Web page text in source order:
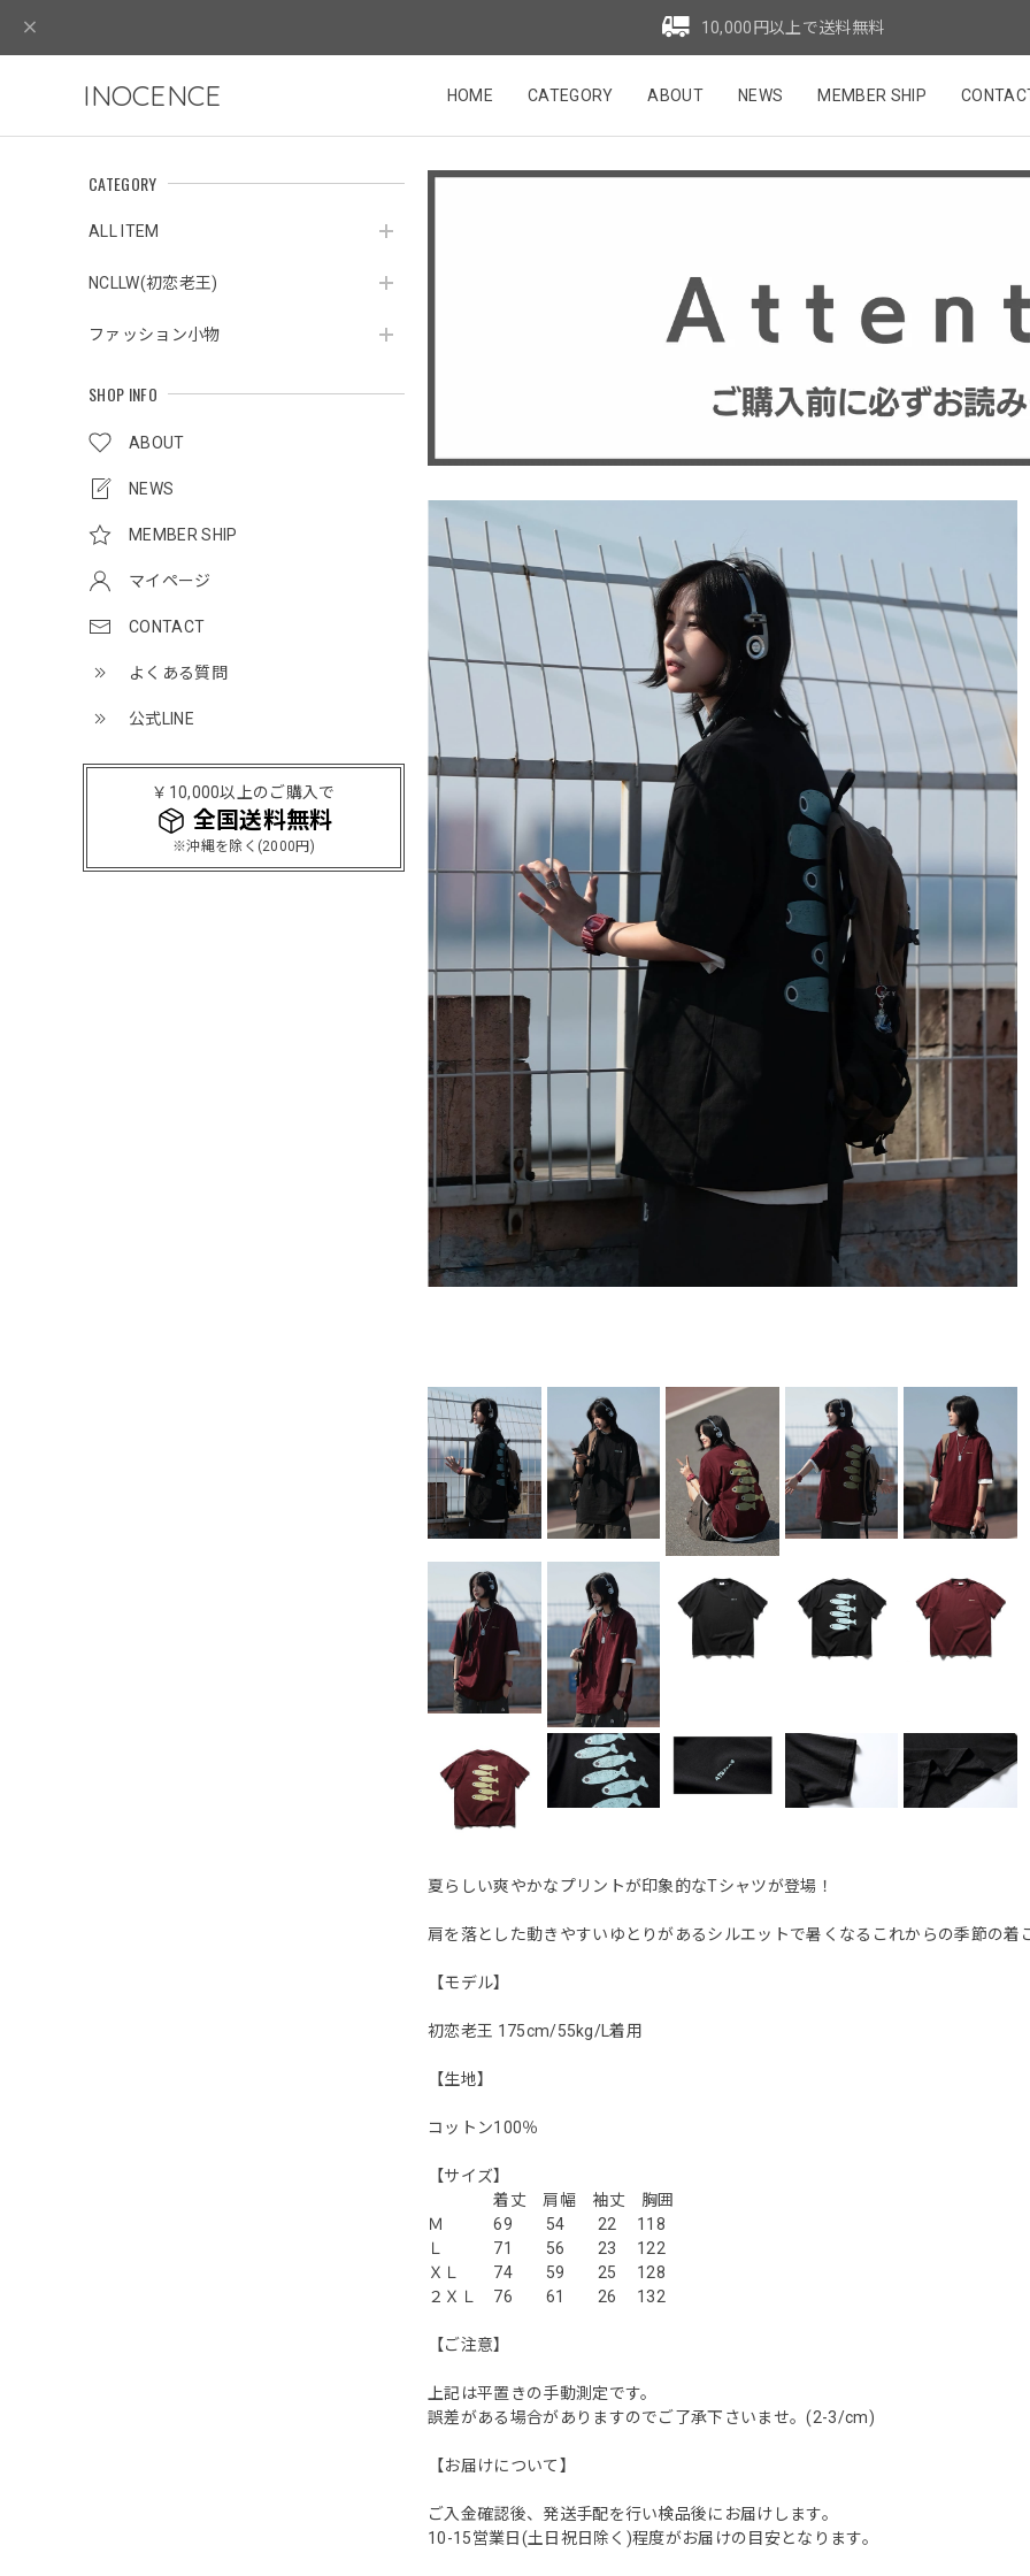
10,000円以上で送料無料
INOCENCE HOME CATEGORY ABOUT NEWS MEMBER SHIP
CATEGORY
ALL ITEM
NCLLW(初恋老王)
ファッション小物
SHOP INFO
ABOUT
NEWS
MEMBER SHIP
マイページ
CONTACT
よくある質問
公式LINE
￥10,000以上のご購入で
全国送料無料
※沖縄を除く(2000円)
夏らしい爽やかなプリントが印象的なTシャツが登場！
肩を落とした動きやすいゆとりがあるシルエットで暑くなるこれからの季節の
【モデル】
初恋老王 175cm/55kg/L着用
【生地】
コットン100％
【サイズ】
着丈 肩幅 袖丈 胸囲
Ｍ 69 54 22 118
Ｌ 71 56 23 122
ＸＬ 74 59 25 128
２ＸＬ 76 61 26 132
【ご注意】
上記は平置きの手動測定です。
誤差がある場合がありますのでご了承下さいませ。(2-3/cm)
【お届けについて】
ご入金確認後、発送手配を行い検品後にお届けします。
10-15営業日(土日祝日除く)程度がお届けの目安となります。